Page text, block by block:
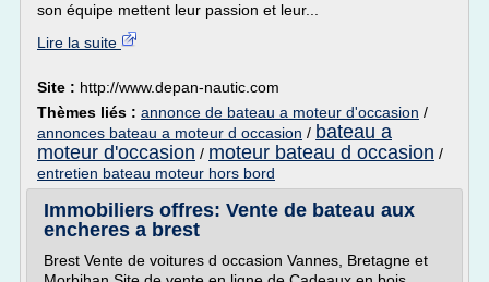
son équipe mettent leur passion et leur...
Lire la suite
Site : http://www.depan-nautic.com
Thèmes liés : annonce de bateau a moteur d'occasion /
annonces bateau a moteur d occasion / bateau a
moteur d'occasion / moteur bateau d occasion /
entretien bateau moteur hors bord
Immobiliers offres: Vente de bateau aux
encheres a brest
Brest Vente de voitures d occasion Vannes, Bretagne et